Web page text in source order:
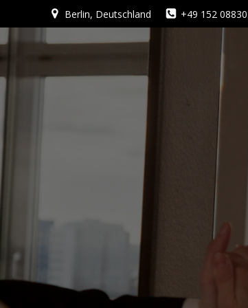
Inhalt
springen
Berlin, Deutschland +49 152